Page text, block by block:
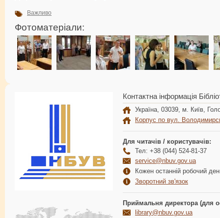
Важливо
Фотоматеріали:
Контактна інформація
Україна, 03039, м. Київ,
Корпус по вул.
Для читачів / користувачів:
Тел: +38 (044) 524-81-37
service@nbuv.gov.ua
Кожен останній робочий
Зворотний зв'язок
Приймальня директора (для
library@nbuv.gov.ua